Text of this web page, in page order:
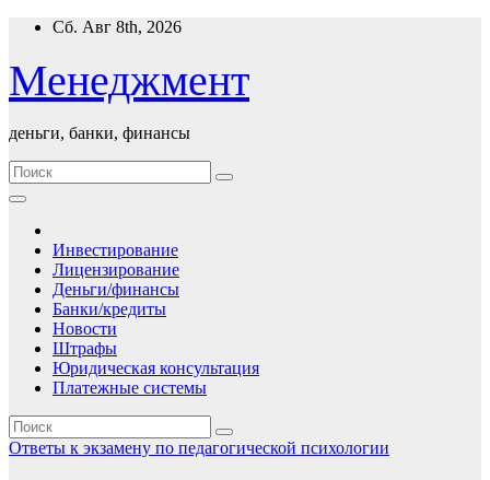
Перейти
содержимому
Сб. Авг 8th, 2026
Менеджмент
деньги, банки, финансы
Инвестирование
Лицензирование
Деньги/финансы
Банки/кредиты
Новости
Штрафы
Юридическая консультация
Платежные системы
Ответы к экзамену по педагогической психологии